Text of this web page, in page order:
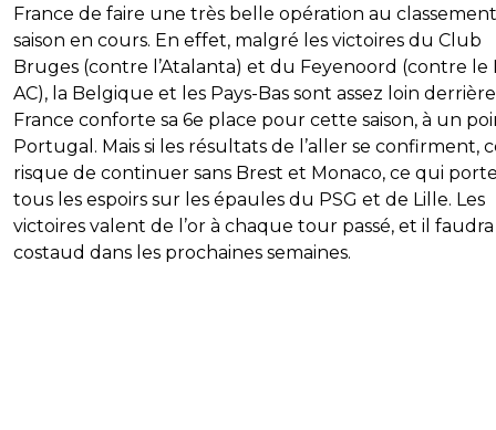
France de faire une très belle opération au
saison en cours. En effet, malgré les victoires du Club
Bruges (contre l’Atalanta) et du Feyenoord (contre le
AC), la Belgique et les Pays-Bas sont assez loin
France conforte sa 6e place pour cette saison, à un
Portugal. Mais si les résultats de l’aller se confirment,
risque de continuer sans Brest et Monaco, ce qui
tous les espoirs sur les épaules du PSG et de Lille. Les
victoires valent de l’or à chaque tour passé, et il
costaud dans les prochaines semaines.